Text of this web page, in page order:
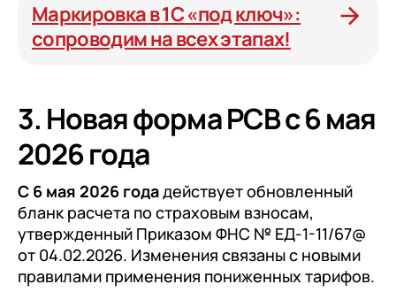
Маркировка в 1С «под ключ»:
сопроводим на всех этапах!
3. Новая форма РСВ с 6 мая
2026 года
С 6 мая 2026 годадействует обновленный
бланк расчета по страховым взносам,
утвержденный Приказом ФНС № ЕД-1-11/67@
от 04.02.2026. Изменения связаны с новыми
правилами применения пониженных тарифов.